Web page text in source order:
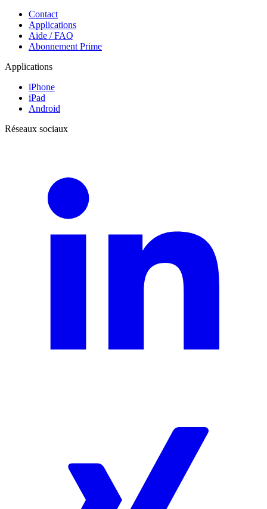
Contact
Applications
Aide / FAQ
Abonnement Prime
Applications
iPhone
iPad
Android
Réseaux sociaux